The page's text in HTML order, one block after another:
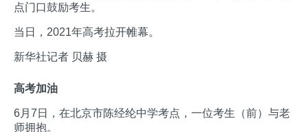
点门口鼓励考生。
当日，2021年高考拉开帷幕。
新华社记者 贝赫 摄
高考加油
6月7日，在北京市陈经纶中学考点，一位考生（前）与老
师拥抱。